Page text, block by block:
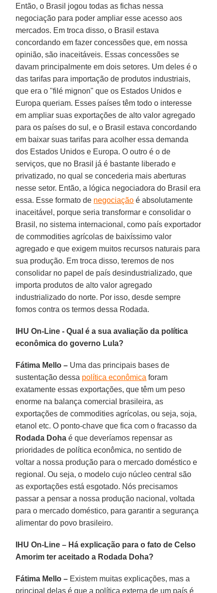
Então, o Brasil jogou todas as fichas nessa
negociação para poder ampliar esse acesso aos
mercados. Em troca disso, o Brasil estava
concordando em fazer concessões que, em nossa
opinião, são inaceitáveis. Essas concessões se
davam principalmente em dois setores. Um deles é o
das tarifas para importação de produtos industriais,
que era o "filé mignon" que os Estados Unidos e
Europa queriam. Esses países têm todo o interesse
em ampliar suas exportações de alto valor agregado
para os países do sul, e o Brasil estava concordando
em baixar suas tarifas para acolher essa demanda
dos Estados Unidos e Europa. O outro é o de
serviços, que no Brasil já é bastante liberado e
privatizado, no qual se concederia mais aberturas
nesse setor. Então, a lógica negociadora do Brasil era
essa. Esse formato de negociação é absolutamente
inaceitável, porque seria transformar e consolidar o
Brasil, no sistema internacional, como país exportador
de commodities agrícolas de baixíssimo valor
agregado e que exigem muitos recursos naturais para
sua produção. Em troca disso, teremos de nos
consolidar no papel de país desindustrializado, que
importa produtos de alto valor agregado
industrializado do norte. Por isso, desde sempre
fomos contra os termos dessa Rodada.
IHU On-Line - Qual é a sua avaliação da política
econômica do governo Lula?
Fátima Mello – Uma das principais bases de
sustentação dessa política econômica foram
exatamente essas exportações, que têm um peso
enorme na balança comercial brasileira, as
exportações de commodities agrícolas, ou seja, soja,
etanol etc. O ponto-chave que fica com o fracasso da
Rodada Doha é que deveríamos repensar as
prioridades de política econômica, no sentido de
voltar a nossa produção para o mercado doméstico e
regional. Ou seja, o modelo cujo núcleo central são
as exportações está esgotado. Nós precisamos
passar a pensar a nossa produção nacional, voltada
para o mercado doméstico, para garantir a segurança
alimentar do povo brasileiro.
IHU On-Line – Há explicação para o fato de Celso
Amorim ter aceitado a Rodada Doha?
Fátima Mello – Existem muitas explicações, mas a
principal delas é que a política externa de um país é